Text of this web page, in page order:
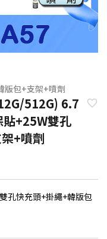
版包+支架+噴劑
512G) 6.7
+25W雙孔
+噴劑
孔快充頭+掛繩+韓版包